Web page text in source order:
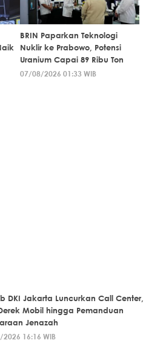
BRIN Paparkan Teknologi
Nuklir ke Prabowo, Potensi
Uranium Capai 89 Ribu Ton
07/08/2026 01:33 WIB
DKI Jakarta Luncurkan Call Center,
Mobil hingga Pemanduan
Jenazah
16:16 WIB